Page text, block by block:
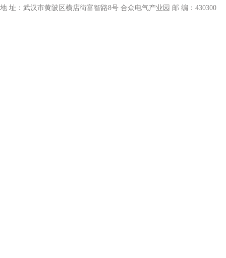
地 址：武汉市黄陂区横店街富智路8号 合众电气产业园 邮 编：430300